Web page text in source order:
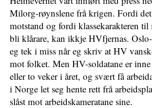
Milorg-røynslene frå krigen. Fordi
motstand og fordi klassekarakteren
bli klårare, kan ikkje HVfjernas.
eg tek i miss når eg skriv at HV
mot folket. Men HV-soldatane er
eller to veker i året, og svært få
i Norge let seg hente rett frå
slåst mot arbeidskameratane sine.